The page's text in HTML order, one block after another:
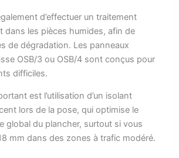
d’effectuer un traitement
dans les pièces humides, afin de
de dégradation. Les panneaux
OSB/3 ou OSB/4 sont conçus pour
difficiles.
est l’utilisation d’un isolant
lors de la pose, qui optimise le
global du plancher, surtout si vous
mm dans des zones à trafic modéré.